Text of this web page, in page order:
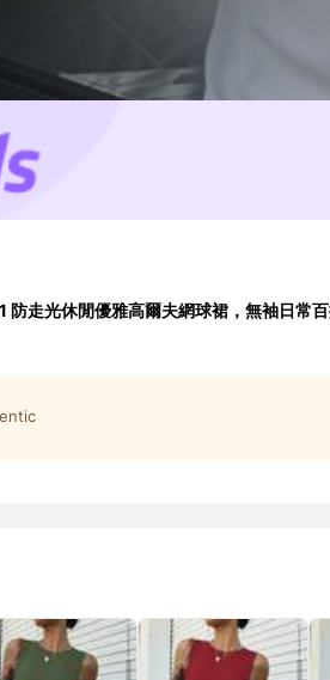
防走光休閒優雅高爾夫網球裙，無袖日常